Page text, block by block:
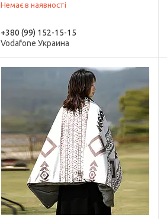
Немає в наявності
+380 (99) 152-15-15
Vodafone Украина